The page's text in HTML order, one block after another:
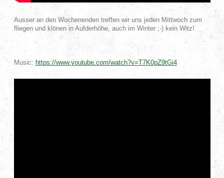
Ausser an den Wochenenden treffen wir uns jeden Mittwoch zum
fliegen und klönen in Aufderhöhe, auch im Winter ;-) kein Witz!
Music: https://www.youtube.com/watch?v=T7K0pZ9tGi4